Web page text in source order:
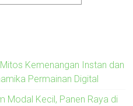
Kemenangan Instan dan
Permainan Digital
Modal Kecil, Panen Raya di